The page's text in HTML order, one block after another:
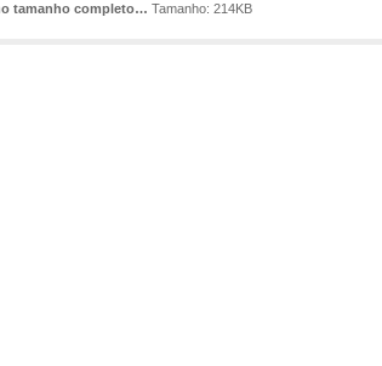
tamanho completo… Tamanho: 214KB